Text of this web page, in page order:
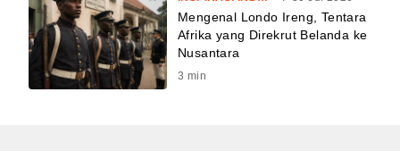
Mengenal Londo Ireng, Tentara
Afrika yang Direkrut Belanda ke
Nusantara
3 min